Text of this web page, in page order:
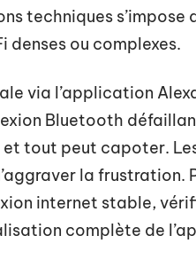
techniques s’impose
denses ou complexes.
via l’application
Bluetooth
tout peut capoter.
la frustration.
internet stable,
complète de